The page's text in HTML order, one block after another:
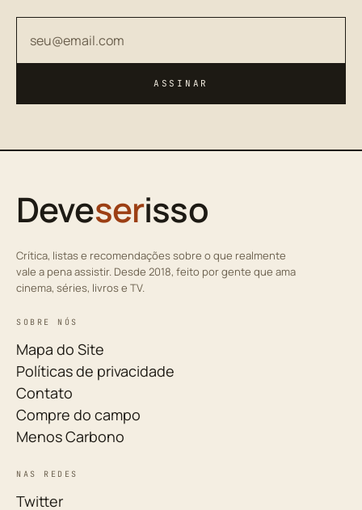
ASSINAR
Deveserisso
Crítica, listas e recomendações sobre o que realmente
vale a pena assistir. Desde 2018, feito por gente que ama
cinema, séries, livros e TV.
SOBRE NÓS
Mapa do Site
Políticas de privacidade
Contato
Compre do campo
Menos Carbono
NAS REDES
Twitter